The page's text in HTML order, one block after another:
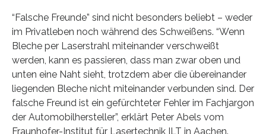
“Falsche Freunde” sind nicht besonders beliebt – weder
im Privatleben noch während des Schweißens. “Wenn
Bleche per Laserstrahl miteinander verschweißt
werden, kann es passieren, dass man zwar oben und
unten eine Naht sieht, trotzdem aber die übereinander
liegenden Bleche nicht miteinander verbunden sind. Der
falsche Freund ist ein gefürchteter Fehler im Fachjargon
der Automobilhersteller”, erklärt Peter Abels vom
Fraunhofer-Institut für Lasertechnik ILT in Aachen.